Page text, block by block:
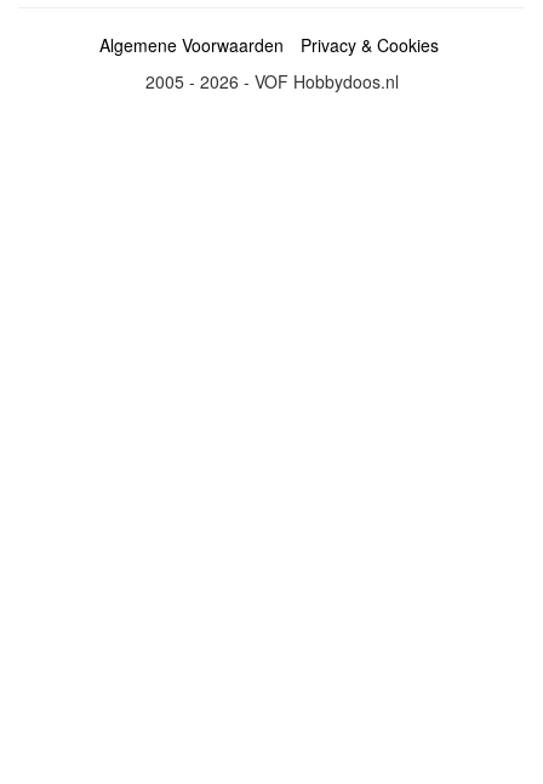
Algemene Voorwaarden
Privacy & Cookies
2005 - 2026 - VOF Hobbydoos.nl